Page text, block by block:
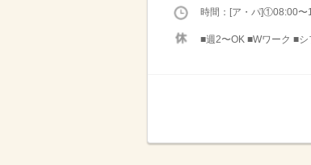
時間：[ア・パ]①08:00
■週2〜OK ■Wワーク ■